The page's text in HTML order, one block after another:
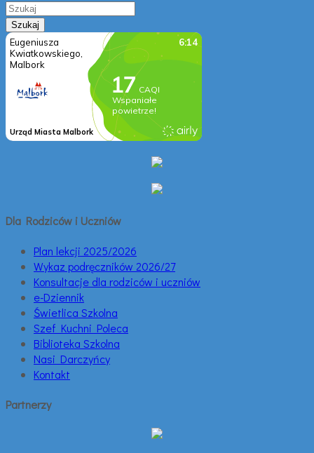
Dla Rodziców i Uczniów
Plan lekcji 2025/2026
Wykaz podręczników 2026/27
Konsultacje dla rodziców i uczniów
e-Dziennik
Świetlica Szkolna
Szef Kuchni Poleca
Biblioteka Szkolna
Nasi Darczyńcy
Kontakt
Partnerzy